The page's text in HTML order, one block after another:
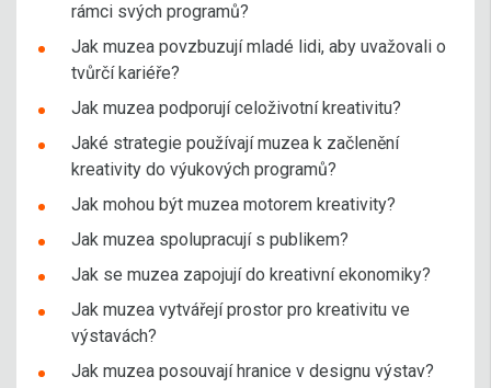
rámci svých programů?
Jak muzea povzbuzují mladé lidi, aby uvažovali o
tvůrčí kariéře?
Jak muzea podporují celoživotní kreativitu?
Jaké strategie používají muzea k začlenění
kreativity do výukových programů?
Jak mohou být muzea motorem kreativity?
Jak muzea spolupracují s publikem?
Jak se muzea zapojují do kreativní ekonomiky?
Jak muzea vytvářejí prostor pro kreativitu ve
výstavách?
Jak muzea posouvají hranice v designu výstav?